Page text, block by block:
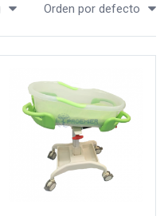
Lost password?
Orden por defecto